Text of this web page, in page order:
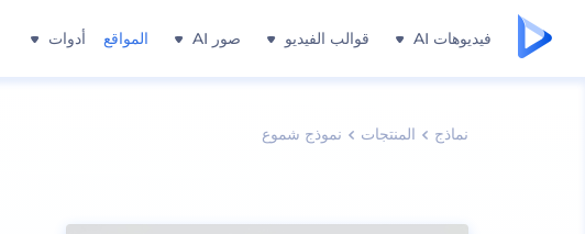
فيديوهات AI قوالب الفيديو صور AI المواقع أدوات
نماذج المنتجات نموذج شموع